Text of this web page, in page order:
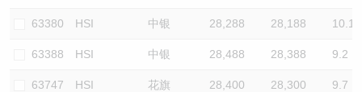
63380 HSI 中银 28,288 28,188 10.1
63388 HSI 中银 28,488 28,388 9.2
63747 HSI 花旗 28,400 28,300 9.7